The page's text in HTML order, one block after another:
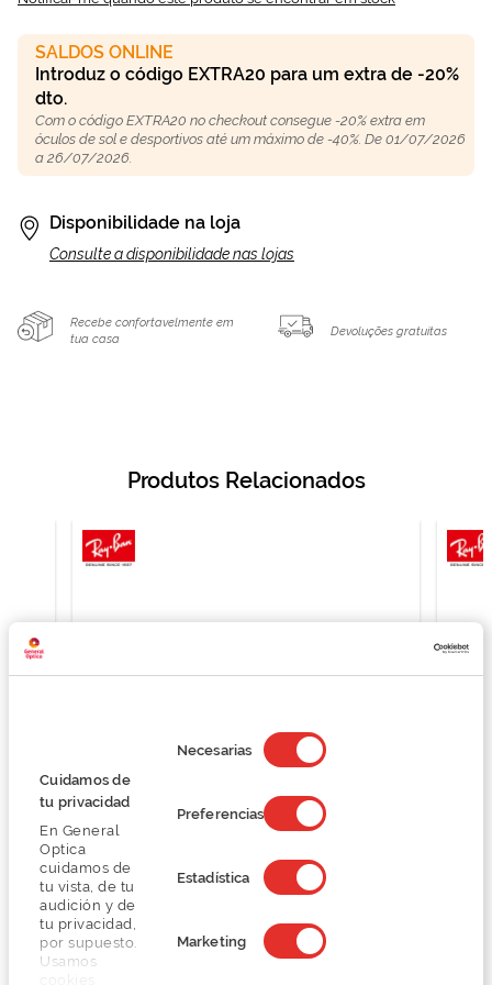
Cuidamos de
tu privacidad
En General
Optica
cuidamos de
tu vista, de tu
audición y de
tu privacidad,
por supuesto.
Usamos
de
consentimiento
Necesarias
Preferencias
Estadística
Marketing
SALDOS ONLINE
Introduz o código EXTRA20 para um extra de -20%
dto.
Com o código EXTRA20 no checkout consegue -20% extra em
óculos de sol e desportivos até um máximo de -40%. De 01/07/2026
a 26/07/2026.
Disponibilidade na loja
Consulte a disponibilidade nas lojas
Recebe confortavelmente em
tua casa
Devoluções gratuitas
Produtos Relacionados
125,25 €
167,00 €